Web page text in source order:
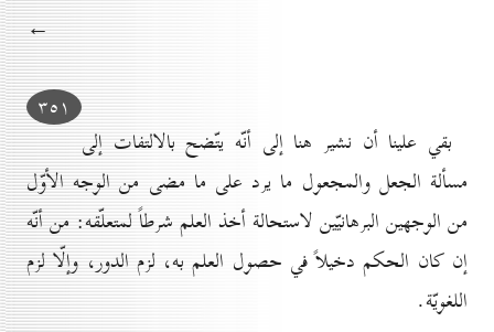
←
۳٥۱
بقي علينا أن نشير هنا إلى أنّه يتّضح بالالتفات إلى
مسألة الجعل والمجعول ما يرد على ما مضى من الوجه الأوّل
من الوجهين البرهانيّين لاستحالة أخذ العلم شرطاً لمتعلّقه: من أنّه
إن كان الحكم دخيلاً في حصول العلم به، لزم الدور، وإلّا لزم
اللغويّة.